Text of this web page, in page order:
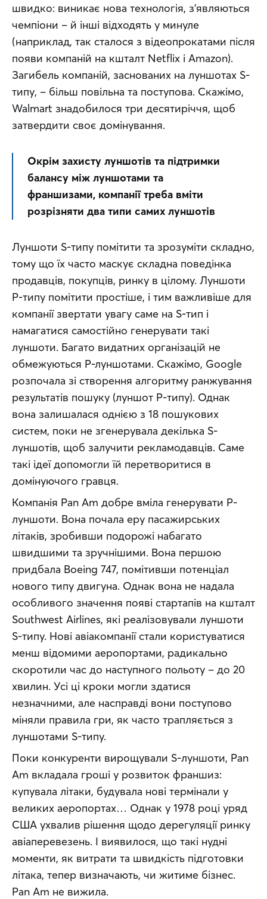
швидко: виникає нова технологія, з’являються
чемпіони – й інші відходять у минуле
(наприклад, так сталося з відеопрокатами після
появи компаній на кшталт Netflix і Amazon).
Загибель компаній, заснованих на луншотах S-
типу, – більш повільна та поступова. Скажімо,
Walmart знадобилося три десятиріччя, щоб
затвердити своє домінування.
Окрім захисту луншотів та підтримки
балансу між луншотами та
франшизами, компанії треба вміти
розрізняти два типи самих луншотів
Луншоти S-типу помітити та зрозуміти складно,
тому що їх часто маскує складна поведінка
продавців, покупців, ринку в цілому. Луншоти
P-типу помітити простіше, і тим важливіше для
компанії звертати увагу саме на S-тип і
намагатися самостійно генерувати такі
луншоти. Багато видатних організацій не
обмежуються Р-луншотами. Скажімо, Google
розпочала зі створення алгоритму ранжування
результатів пошуку (луншот Р-типу). Однак
вона залишалася однією з 18 пошукових
систем, поки не згенерувала декілька S-
луншотів, щоб залучити рекламодавців. Саме
такі ідеї допомогли їй перетворитися в
домінуючого гравця.
Компанія Pan Am добре вміла генерувати Р-
луншоти. Вона почала еру пасажирських
літаків, зробивши подорожі набагато
швидшими та зручнішими. Вона першою
придбала Boeing 747, помітивши потенціал
нового типу двигуна. Однак вона не надала
особливого значення появі стартапів на кшталт
Southwest Airlines, які реалізовували луншоти
S-типу. Нові авіакомпанії стали користуватися
менш відомими аеропортами, радикально
скоротили час до наступного польоту – до 20
хвилин. Усі ці кроки могли здатися
незначними, але насправді вони поступово
міняли правила гри, як часто трапляється з
луншотами S-типу.
Поки конкуренти вирощували S-луншоти, Pan
Am вкладала гроші у розвиток франшиз:
купувала літаки, будувала нові термінали у
великих аеропортах… Однак у 1978 році уряд
США ухвалив рішення щодо дерегуляції ринку
авіаперевезень. І виявилося, що такі нудні
моменти, як витрати та швидкість підготовки
літака, тепер визначають, чи житиме бізнес.
Pan Am не вижила.